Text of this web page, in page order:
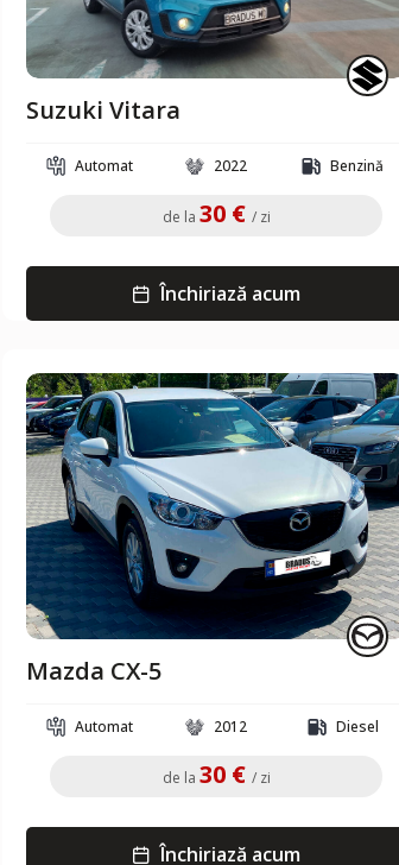
Suzuki Vitara
Automat 2022 Benzină
de la 30 € / zi
Închiriază acum
Mazda CX-5
Automat 2012 Diesel
de la 30 € / zi
Închiriază acum